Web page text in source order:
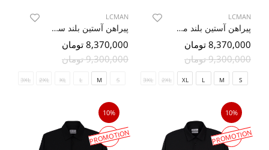
LCMAN
پیراهن آستین بلند مشکی ال سی من 30
8,370,000 تومان
9,300,000 تومان
S
M
L
XL
2XL
3XL
LCMAN
پیراهن آستین بلند سرمه ایی ال سی من 30
8,370,000 تومان
9,300,000 تومان
S
M
L
XL
2XL
3XL
10%
PROMOTION
10%
PROMOTION